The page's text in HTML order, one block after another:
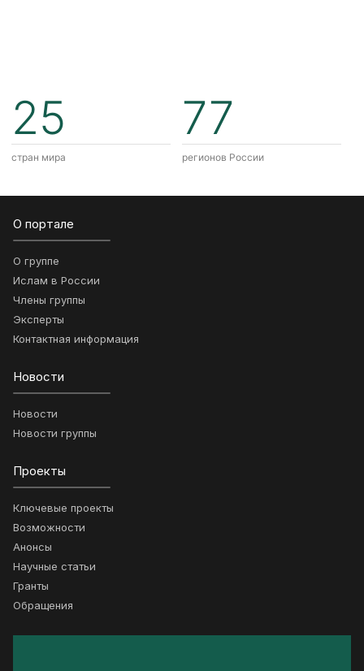
25
стран мира
77
регионов России
О портале
О группе
Ислам в России
Члены группы
Эксперты
Контактная информация
Новости
Новости
Новости группы
Проекты
Ключевые проекты
Возможности
Анонсы
Научные статьи
Гранты
Обращения